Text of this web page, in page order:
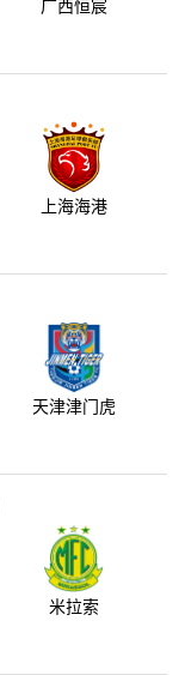
广西恒宸
上海海港
天津津门虎
米拉索